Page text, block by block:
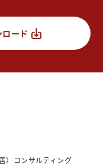
ード
）コンサルティング